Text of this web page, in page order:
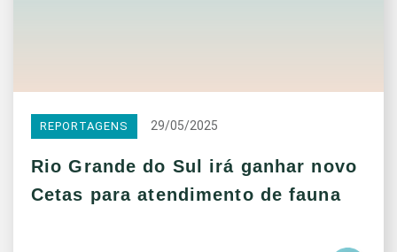
REPORTAGENS 29/05/2025
Rio Grande do Sul irá ganhar novo
Cetas para atendimento de fauna